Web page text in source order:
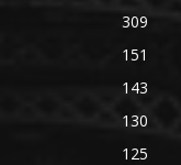
309
151
143
130
125